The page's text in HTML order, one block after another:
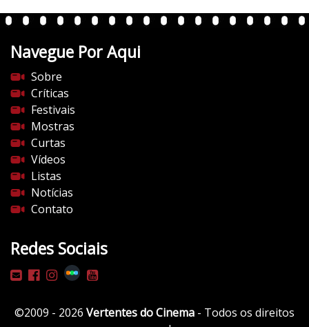
Navegue Por Aqui
Sobre
Críticas
Festivais
Mostras
Curtas
Vídeos
Listas
Notícias
Contato
Redes Sociais
©2009 - 2026 Vertentes do Cinema - Todos os direitos